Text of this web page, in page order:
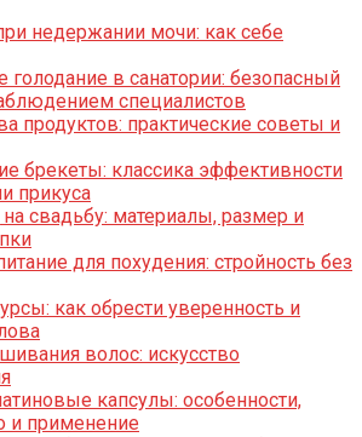
недержании мочи: как себе
голодание в санатории: безопасный
специалистов
продуктов: практические советы и
брекеты: классика эффективности
прикуса
свадьбу: материалы, размер и
для похудения: стройность без
как обрести уверенность и
волос: искусство
капсулы: особенности,
и применение